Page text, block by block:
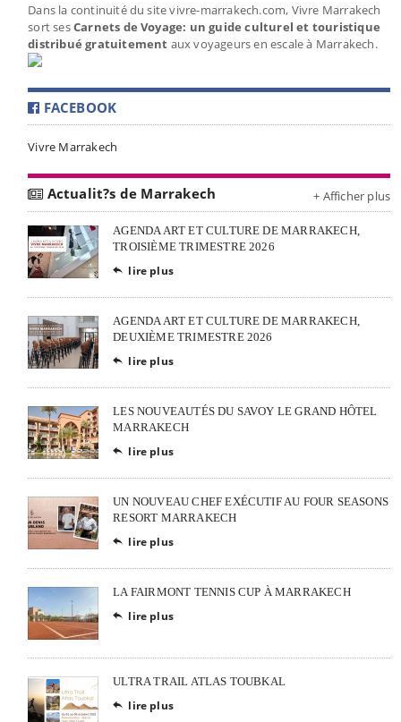
Dans la continuité du site vivre-marrakech.com, Vivre Marrakech
sort sesCarnets de Voyage: un guide culturel et touristique
distribué gratuitement aux voyageurs en escale à Marrakech.
FACEBOOK
Vivre Marrakech
Actualit?s de Marrakech + Afficher plus
AGENDA ART ET CULTURE DE MARRAKECH,
TROISIÈME TRIMESTRE 2026
 lire plus
AGENDA ART ET CULTURE DE MARRAKECH,
DEUXIÈME TRIMESTRE 2026
 lire plus
LES NOUVEAUTÉS DU SAVOY LE GRAND HÔTEL
MARRAKECH
 lire plus
UN NOUVEAU CHEF EXÉCUTIF AU FOUR SEASONS
RESORT MARRAKECH
 lire plus
LA FAIRMONT TENNIS CUP À MARRAKECH
 lire plus
ULTRA TRAIL ATLAS TOUBKAL
 lire plus